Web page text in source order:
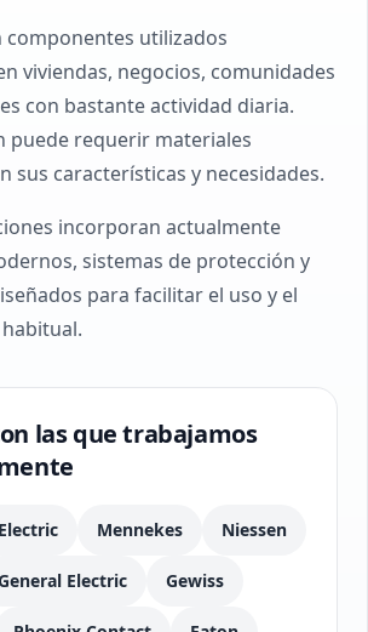
componentes utilizados
viviendas, negocios, comunidades
con bastante actividad diaria.
puede requerir materiales
sus características y necesidades.
incorporan actualmente
sistemas de protección y
para facilitar el uso y el
las que trabajamos
Mennekes Niessen
Electric Gewiss